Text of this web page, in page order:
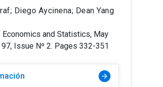
Diego Aycinena; Dean Yang
Economics and Statistics, May
Issue Nº 2. Pages 332-351
arrow_forward